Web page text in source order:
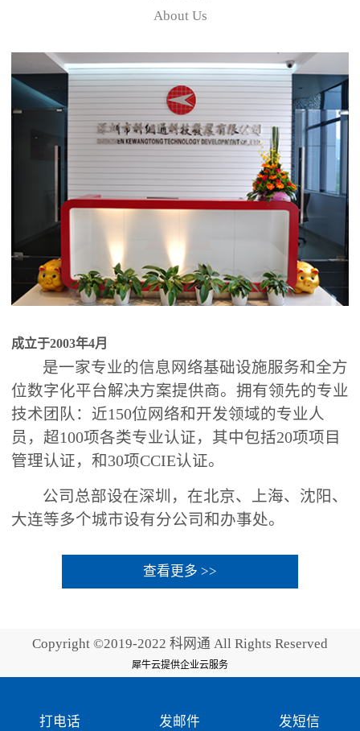
About Us
成立于2003年4月
是一家专业的信息网络基础设施服务和全方
位数字化平台解决方案提供商。拥有领先的专业
技术团队：近150位网络和开发领域的专业人
员，超100项各类专业认证，其中包括20项项目
管理认证，和30项CCIE认证。
公司总部设在深圳，在北京、上海、沈阳、
大连等多个城市设有分公司和办事处。
查看更多 >>
Copyright ©2019-2022 科网通 All Rights Reserved
犀牛云提供企业云服务
打电话 发邮件 发短信